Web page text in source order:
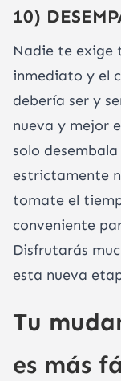
10)
Nadie te exige
inmediato y el
debería ser y
nueva y mejor
solo
estrictamente
tomate el
conveniente
Disfrutarás
esta nueva
Tu
es más